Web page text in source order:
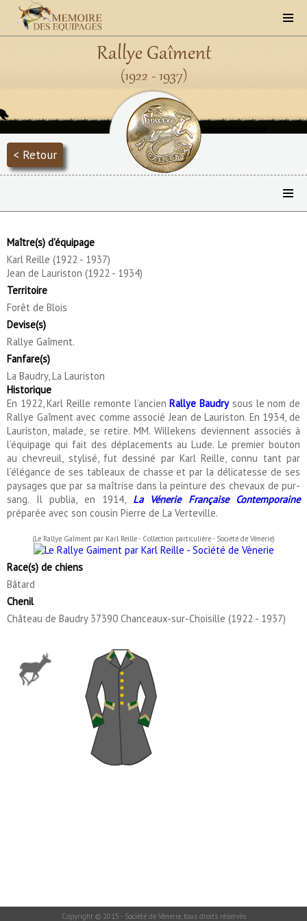
Rallye Gaîment
(1922 - 1937)
< Retour
Maître(s) d'équipage
Karl Reille (1922 - 1937)
Jean de Lauriston (1922 - 1934)
Territoire
Forêt de Blois
Devise(s)
Rallye Gaîment.
Fanfare(s)
La Baudry, La Lauriston
Historique
En 1922, Karl Reille remonte l’ancienRallye Baudrysous le nom de
Rallye Gaîment avec comme associé Jean de Lauriston. En 1934, de
Lauriston, malade, se retire. MM. Willekens deviennent associés à
l’équipage qui fait des déplacements au Lude. Le premier bouton
au chevreuil, stylisé, fut dessiné par Karl Reille, connu tant par
l’élégance de ses tableaux de chasse et par la délicatesse de ses
paysages que par sa maîtrise dans la peinture des chevaux de pur-
sang. Il publia, en 1914, La Vénerie Française Contemporaine
préparée avec son cousin Pierre de La Verteville.
(Le Rallye Gaîment par Karl Reille - Collection particulière - Société de Vènerie)
Race(s) de chiens
Bâtard
Chenil
Château de Baudry 37390 Chanceaux-sur-Choisille (1922 - 1937)
Copyright © 2015 - Société de Vénerie, tous droits réservés